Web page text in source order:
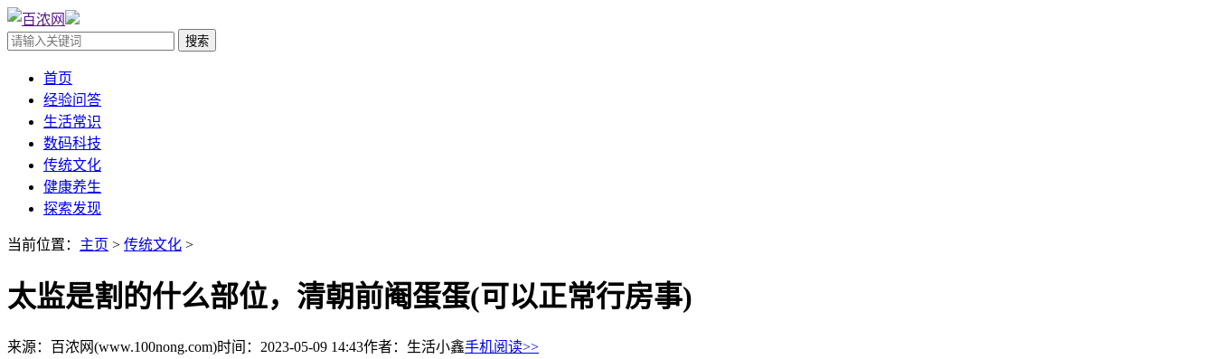
首页
经验问答
生活常识
数码科技
传统文化
健康养生
探索发现
当前位置： 主页 > 传统文化 >
太监是割的什么部位，清朝前阉蛋蛋(可以正常行房事)
来源：百浓网(www.100nong.com)时间：2023-05-09 14:43作者：生活小鑫手机阅读>>